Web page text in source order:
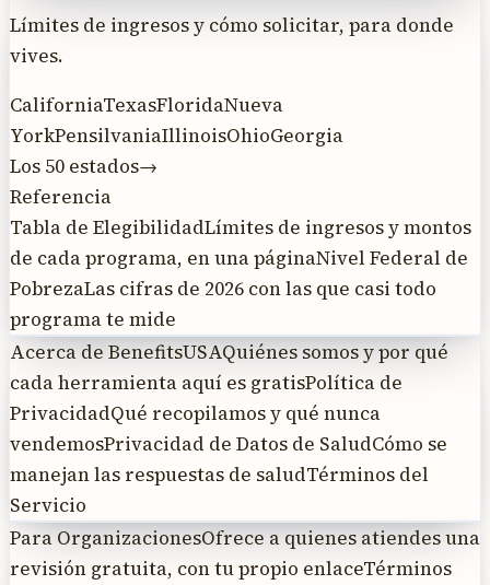
Límites de ingresos y cómo solicitar, para donde
vives.
CaliforniaTexasFloridaNueva
YorkPensilvaniaIllinoisOhioGeorgia
Los 50 estados→
Referencia
Tabla de ElegibilidadLímites de ingresos y montos
de cada programa, en una páginaNivel Federal de
PobrezaLas cifras de 2026 con las que casi todo
programa te mide
Acerca de BenefitsUSAQuiénes somos y por qué
cada herramienta aquí es gratisPolítica de
PrivacidadQué recopilamos y qué nunca
vendemosPrivacidad de Datos de SaludCómo se
manejan las respuestas de saludTérminos del
Servicio
Para OrganizacionesOfrece a quienes atiendes una
revisión gratuita, con tu propio enlaceTérminos